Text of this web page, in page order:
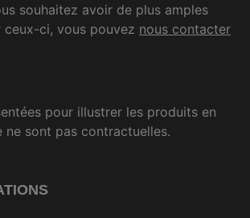
souhaitez avoir de plus amples
ceux-ci, vous pouvez nous contacter
pour illustrer les produits en
ne sont pas contractuelles.